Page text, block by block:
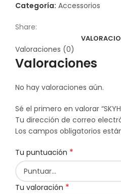
Categoría: Accessorios
Share:
Valoraciones (0)
Valoraciones
No hay valoraciones aún.
Sé el primero en valorar
Tu dirección de correo
Los campos obligatorios
Tu puntuación *
Tu valoración *